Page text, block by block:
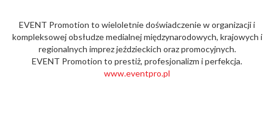
EVENT Promotion to wieloletnie doświadczenie w organizacji i
kompleksowej obsłudze medialnej międzynarodowych, krajowych i
regionalnych imprez jeździeckich oraz promocyjnych.
EVENT Promotion to prestiż, profesjonalizm i perfekcja.
www.eventpro.pl